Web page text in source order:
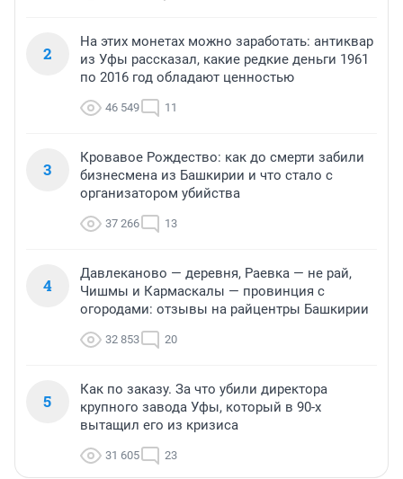
2
На этих монетах можно заработать: антиквар
из Уфы рассказал, какие редкие деньги 1961
по 2016 год обладают ценностью
46 549 11
3
Кровавое Рождество: как до смерти забили
бизнесмена из Башкирии и что стало с
организатором убийства
37 266 13
4
Давлеканово — деревня, Раевка — не рай,
Чишмы и Кармаскалы — провинция с
огородами: отзывы на райцентры Башкирии
32 853 20
5
Как по заказу. За что убили директора
крупного завода Уфы, который в 90-х
вытащил его из кризиса
31 605 23